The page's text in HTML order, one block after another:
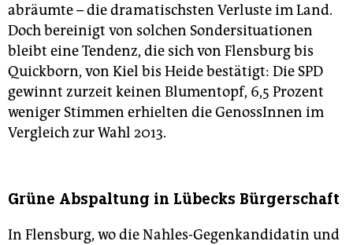
abräumte – die dramatischsten Verluste im Land.
Doch bereinigt von solchen Sondersituationen
bleibt eine Tendenz, die sich von Flensburg bis
Quickborn, von Kiel bis Heide bestätigt: Die SPD
gewinnt zurzeit keinen Blumentopf, 6,5 Prozent
weniger Stimmen erhielten die GenossInnen im
Vergleich zur Wahl 2013.
Grüne Abspaltung in Lübecks Bürgerschaft
In Flensburg, wo die Nahles-Gegenkandidatin und